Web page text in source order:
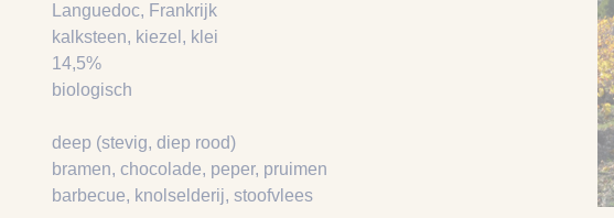
Languedoc, Frankrijk
kalksteen, kiezel , klei
14,5%
biologisch
deep (stevig, diep rood)
bramen, chocolade, peper, pruimen
barbecue, knolselderij, stoofvlees